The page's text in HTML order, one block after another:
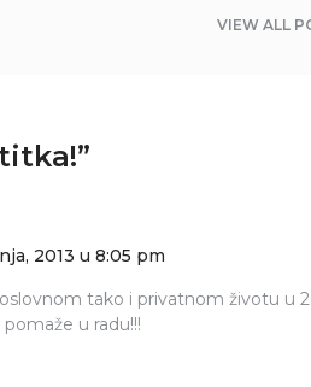
VIEW ALL
”
2013 u 8:05 pm
tako i privatnom životu u
u radu!!!